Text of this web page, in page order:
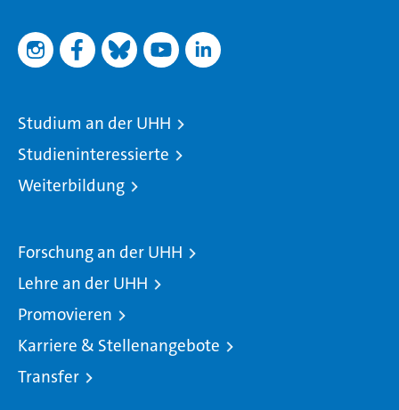
Studium an der UHH
Studieninteressierte
Weiterbildung
Forschung an der UHH
Lehre an der UHH
Promovieren
Karriere & Stellenangebote
Transfer